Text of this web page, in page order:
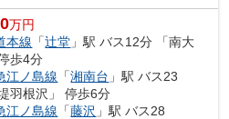
万円
本線 「辻堂 」駅 バス12分 「南大
歩4分
江ノ島線 「湘南台 」駅 バス23
羽根沢」 停歩6分
江ノ島線 「藤沢 」駅 バス28